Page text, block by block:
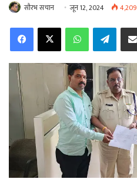
सौरभ सचान जून 12, 2024 4,209
Telegram